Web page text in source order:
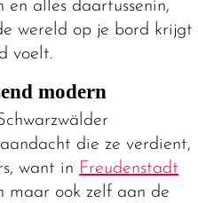
alles daartussenin,
wereld op je bord krijgt
voelt.
modern
die ze verdient,
want in Freudenstadt
maar ook zelf aan de